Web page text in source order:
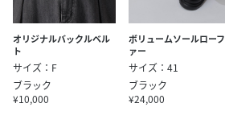
オリジナルバックルベル
ト
サイズ：F
ブラック
¥10,000
ボリュームソールローフ
ァー
サイズ：41
ブラック
¥24,000